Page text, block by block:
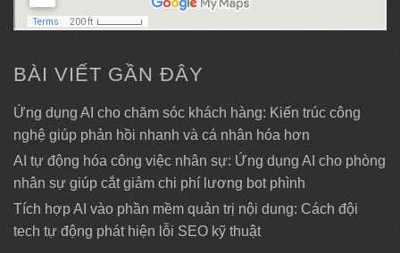
BÀI VIẾT GẦN ĐÂY
Ứng dụng AI cho chăm sóc khách hàng: Kiến trúc công
nghệ giúp phản hồi nhanh và cá nhân hóa hơn
AI tự động hóa công việc nhân sự: Ứng dụng AI cho phòng
nhân sự giúp cắt giảm chi phí lương bot phình
Tích hợp AI vào phần mềm quản trị nội dung: Cách đội
tech tự động phát hiện lỗi SEO kỹ thuật